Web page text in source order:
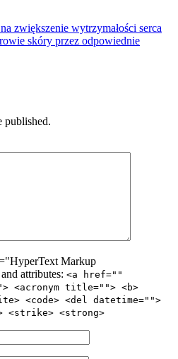
zwiększenie wytrzymałości serca
skóry przez odpowiednie
published.
Markup
attributes: <a href=""
title=""> <b>
<code> <del datetime="">
<strike> <strong>